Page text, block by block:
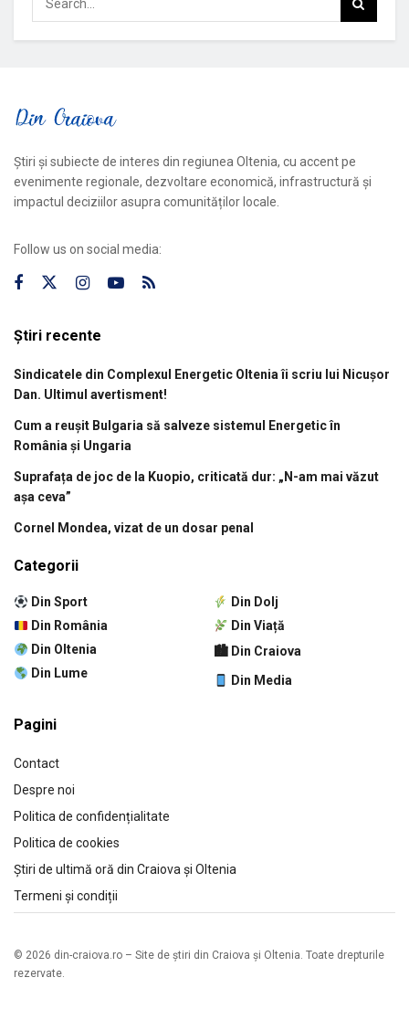
Știri și subiecte de interes din regiunea Oltenia, cu accent pe
evenimente regionale, dezvoltare economică, infrastructură și
impactul deciziilor asupra comunităților locale.
Follow us on social media:
Știri recente
Sindicatele din Complexul Energetic Oltenia îi scriu lui Nicușor
Dan. Ultimul avertisment!
Cum a reușit Bulgaria să salveze sistemul Energetic în
România și Ungaria
Suprafața de joc de la Kuopio, criticată dur: „N-am mai văzut
așa ceva”
Cornel Mondea, vizat de un dosar penal
Categorii
Din Sport
Din România
Din Oltenia
Din Lume
Din Dolj
Din Viață
🏙 Din Craiova
Din Media
Pagini
Contact
Despre noi
Politica de confidențialitate
Politica de cookies
Știri de ultimă oră din Craiova și Oltenia
Termeni și condiții
© 2026 din-craiova.ro – Site de știri din Craiova și Oltenia. Toate drepturile
rezervate.